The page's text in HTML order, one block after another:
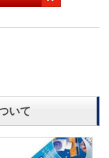
いて